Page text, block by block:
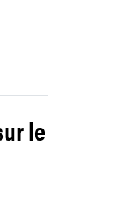
le